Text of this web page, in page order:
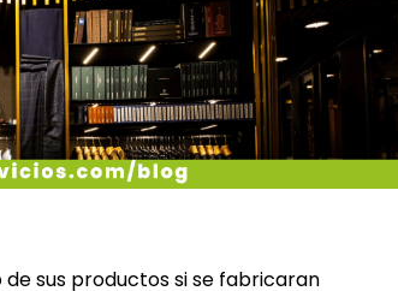
sus productos si se fabricaran